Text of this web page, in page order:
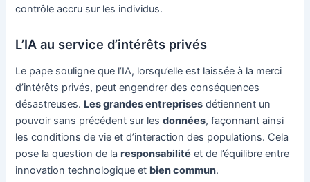
contrôle accru sur les individus.
L’IA au service d’intérêts privés
Le pape souligne que l’IA, lorsqu’elle est laissée à la merci
d’intérêts privés, peut engendrer des conséquences
désastreuses. Les grandes entreprises détiennent un
pouvoir sans précédent sur lesdonnées, façonnant ainsi
les conditions de vie et d’interaction des populations. Cela
pose la question de laresponsabilité et de l’équilibre entre
innovation technologique et bien commun.